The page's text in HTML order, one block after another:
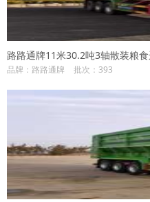
路路通牌11米30.2吨3轴散装粮
品牌：路路通牌 批次：393